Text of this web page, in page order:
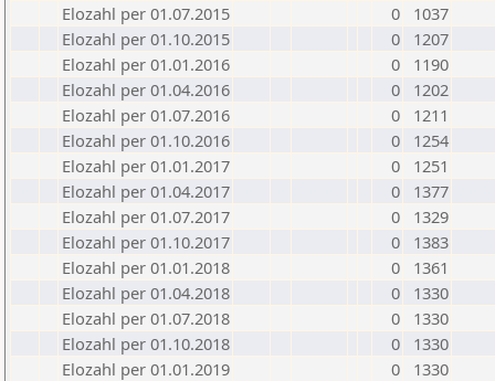
Elozahl per 01.07.2015
0
1037
Elozahl per 01.10.2015
0
1207
Elozahl per 01.01.2016
0
1190
Elozahl per 01.04.2016
0
1202
Elozahl per 01.07.2016
0
1211
Elozahl per 01.10.2016
0
1254
Elozahl per 01.01.2017
0
1251
Elozahl per 01.04.2017
0
1377
Elozahl per 01.07.2017
0
1329
Elozahl per 01.10.2017
0
1383
Elozahl per 01.01.2018
0
1361
Elozahl per 01.04.2018
0
1330
Elozahl per 01.07.2018
0
1330
Elozahl per 01.10.2018
0
1330
Elozahl per 01.01.2019
0
1330